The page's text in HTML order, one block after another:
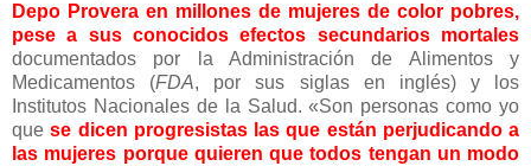
Depo Provera en millones de mujeres de color pobres,
pese a sus conocidos efectos secundarios mortales
documentados por la Administración de Alimentos y
Medicamentos (FDA, por sus siglas en inglés) y los
Institutos Nacionales de la Salud. «Son personas como yo
quese dicen progresistas las que están perjudicando a
las mujeres porque quieren que todos tengan un modo